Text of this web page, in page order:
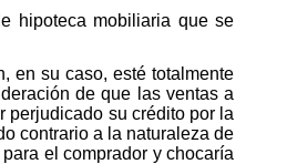
hipoteca mobiliaria que se
en su caso, esté totalmente
de que las ventas a
perjudicado su crédito por la
contrario a la naturaleza de
el comprador y chocaría